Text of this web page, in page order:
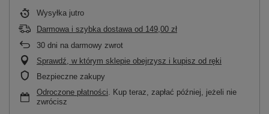
Wysyłka jutro
Darmowa i szybka dostawa od 149,00 zł
30 dni na darmowy zwrot
Sprawdź, w którym sklepie obejrzysz i kupisz od ręki
Bezpieczne zakupy
Odroczone płatności . Kup teraz, zapłać później, jeżeli nie
zwrócisz